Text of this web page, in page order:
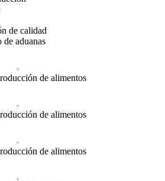
de calidad
de aduanas
de alimentos
de alimentos
de alimentos